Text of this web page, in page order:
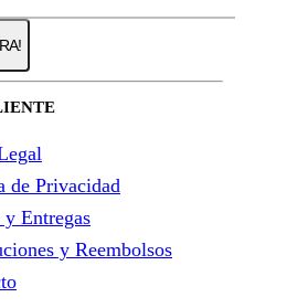
de Privacidad
Entregas
y Reembolsos